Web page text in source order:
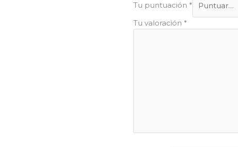
Tu puntuación *
Tu valoración *